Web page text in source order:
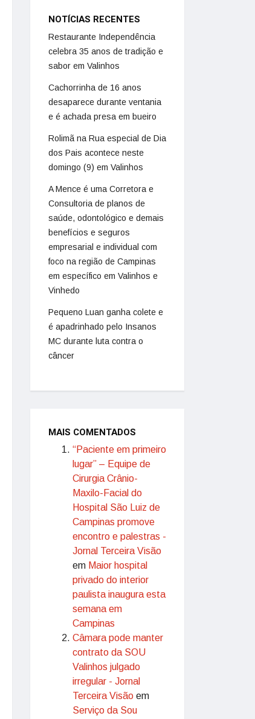
NOTÍCIAS RECENTES
Restaurante Independência
celebra 35 anos de tradição e
sabor em Valinhos
Cachorrinha de 16 anos
desaparece durante ventania
e é achada presa em bueiro
Rolimã na Rua especial de Dia
dos Pais acontece neste
domingo (9) em Valinhos
A Mence é uma Corretora e
Consultoria de planos de
saúde, odontológico e demais
benefícios e seguros
empresarial e individual com
foco na região de Campinas
em específico em Valinhos e
Vinhedo
Pequeno Luan ganha colete e
é apadrinhado pelo Insanos
MC durante luta contra o
câncer
MAIS COMENTADOS
“Paciente em primeiro
lugar” – Equipe de
Cirurgia Crânio-
Maxilo-Facial do
Hospital São Luiz de
Campinas promove
encontro e palestras -
Jornal Terceira Visão
em Maior hospital
privado do interior
paulista inaugura esta
semana em
Campinas
Câmara pode manter
contrato da SOU
Valinhos julgado
irregular - Jornal
Terceira Visão em
Serviço da Sou